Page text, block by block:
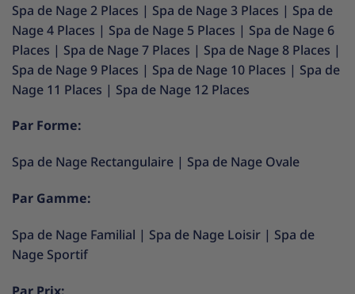
Spa de Nage 2 Places | Spa de Nage 3 Places | Spa de
Nage 4 Places | Spa de Nage 5 Places | Spa de Nage 6
Places | Spa de Nage 7 Places | Spa de Nage 8 Places |
Spa de Nage 9 Places | Spa de Nage 10 Places | Spa de
Nage 11 Places | Spa de Nage 12 Places
Par Forme:
Spa de Nage Rectangulaire | Spa de Nage Ovale
Par Gamme:
Spa de Nage Familial | Spa de Nage Loisir | Spa de
Nage Sportif